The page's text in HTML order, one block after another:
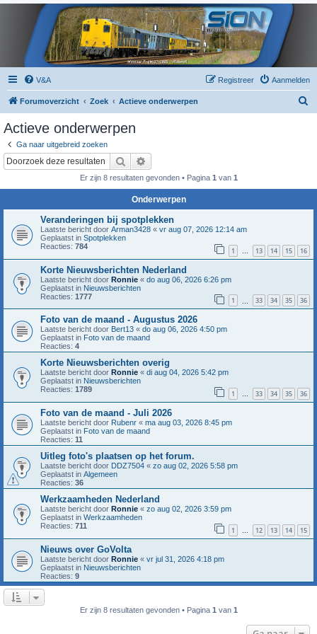
V&A Aanmelden
Registreer
Forumoverzicht Zoek Actieve onderwerpen
Actieve onderwerpen
Ga naar uitgebreid zoeken
Zoek
Er zijn 8 resultaten gevonden • Pagina 1 van 1
Onderwerpen
Veranderingen bij spotplekken
Laatste bericht door Arman3428 « vr aug 07, 2026 12:14 am
Geplaatst in Spotplekken
Reacties: 784 1 … 13 14 15 16
Korte Nieuwsberichten Nederland
Laatste bericht door Ronnie « do aug 06, 2026 6:26 pm
Geplaatst in Nieuwsberichten
Reacties: 1777 1 33 34 35 36
Foto van de maand - Augustus 2026
Laatste bericht door Bert13 « do aug 06, 2026 4:50 pm
Geplaatst in Foto van de maand
Reacties: 4
Korte Nieuwsberichten overig
Laatste bericht door Ronnie « di aug 04, 2026 5:42 pm
Geplaatst in Nieuwsberichten
Reacties: 1789 1 … 33 34 35 36
Foto van de maand - Juli 2026
Laatste bericht door Rubenr « ma aug 03, 2026 8:45 pm
Geplaatst in Foto van de maand
Reacties: 11
Uitleg foto's plaatsen op het forum.
Laatste bericht door DDZ7504 « zo aug 02, 2026 5:58 pm
Geplaatst in Algemeen
Reacties: 36
Werkzaamheden Nederland
Laatste bericht door Ronnie « zo aug 02, 2026 3:59 pm
Geplaatst in Werkzaamheden
Reacties: 711 1 … 12 13 14 15
Nieuws over GoVolta
Laatste bericht door Ronnie « vr jul 31, 2026 4:18 pm
Geplaatst in Nieuwsberichten
Reacties: 9
Er zijn 8 resultaten gevonden • Pagina 1 van 1